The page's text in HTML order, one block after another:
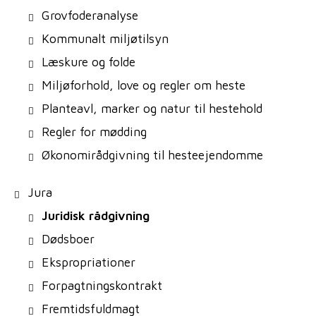
Grovfoderanalyse
Kommunalt miljøtilsyn
Læskure og folde
Miljøforhold, love og regler om heste
Planteavl, marker og natur til hestehold
Regler for mødding
Økonomirådgivning til hesteejendomme
Jura
Juridisk rådgivning
Dødsboer
Ekspropriationer
Forpagtningskontrakt
Fremtidsfuldmagt